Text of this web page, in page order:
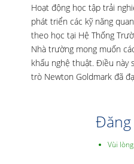
Hoạt động học tập trải
phát triển các kỹ năng
theo học tại Hệ Thống
Nhà trường mong muốn
khấu nghệ thuật. Điều này
trò Newton Goldmark đã
Vùi